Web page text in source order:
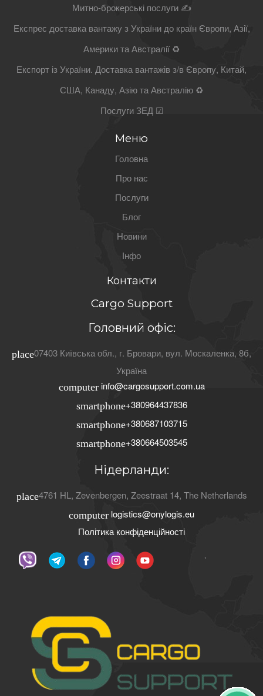
Митно-брокерські послуги ✍
Експрес доставка вантажу з України до країн Європи, Азії,
Америки та Австралії ♻
Експорт із України. Доставка вантажів з/в Європу, Китай,
США, Канаду, Азію та Австралію ♻
Послуги ЗЕД ☑
Меню
Головна
Про нас
Послуги
Блог
Новини
Інфо
Контакти
Cargo Support
Головний офіс:
place07403 Київська обл., г. Бровари, вул. Москаленка, 8б,
Україна
computerinfo@cargosupport.com.ua
smartphone+380964437836
smartphone+380687103715
smartphone+380664503545
Нідерланди:
place4761 HL , Zevenbergen, Zeestraat 14, The Netherlands
computer logistics@onylogis.eu
Політика конфіденційності
ʼ